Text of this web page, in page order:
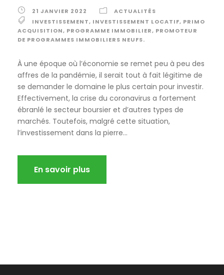
21 JANVIER 2022
ACTUALITÉS
INVESTISSEMENT, INVESTISSEMENT LOCATIF, PRIMO
ACQUISITION, PROGRAMME IMMOBILIER, PROMOTEUR
DE PROGRAMMES IMMOBILIERS NEUFS.
À une époque où l’économie se remet peu à peu des
affres de la pandémie, il serait tout à fait légitime de
se demander le domaine le plus certain pour investir.
Effectivement, la crise du coronavirus a fortement
ébranlé le secteur boursier et d’autres types de
marchés. Toutefois, malgré cette situation,
l’investissement dans la pierre...
En savoir plus